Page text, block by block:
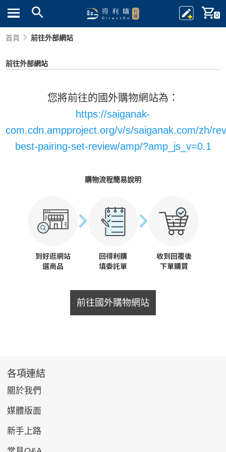
0
首頁 前往外部網站
前往外部網站
您將前往的國外購物網站為：
https://saiganak-
com.cdn.ampproject.org/v/s/saiganak.com/zh/
best-pairing-set-review/amp/?amp_js_v=0.1
購物流程簡易說明
前往國外購物網站
各項連結
關於我們
媒體版面
新手上路